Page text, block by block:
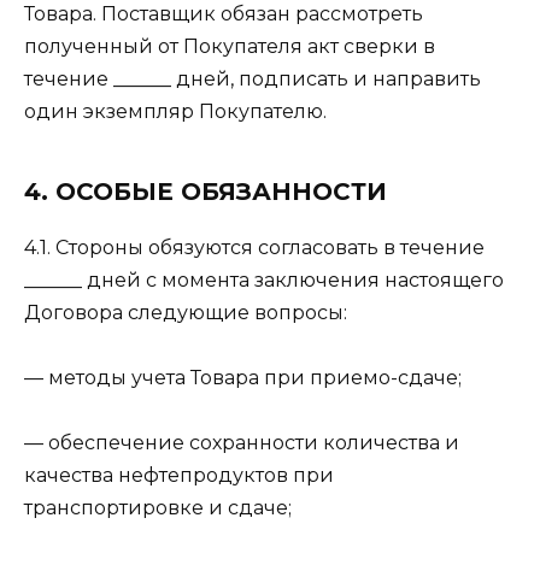
Товара. Поставщик обязан рассмотреть
полученный от Покупателя акт сверки в
течение ______ дней, подписать и направить
один экземпляр Покупателю.
4. ОСОБЫЕ ОБЯЗАННОСТИ
4.1. Стороны обязуются согласовать в течение
______ дней с момента заключения настоящего
Договора следующие вопросы:
— методы учета Товара при приемо-сдаче;
— обеспечение сохранности количества и
качества нефтепродуктов при
транспортировке и сдаче;